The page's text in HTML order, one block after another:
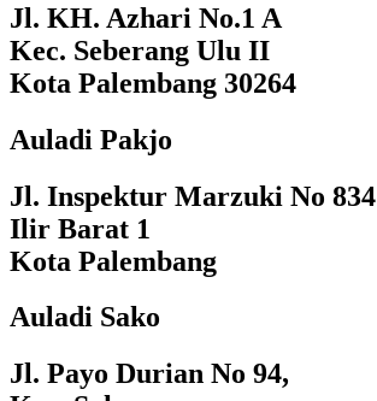
Jl. KH. Azhari No.1 A
Kec. Seberang Ulu II
Kota Palembang 30264
Auladi Pakjo
Jl. Inspektur Marzuki No 834
Ilir Barat 1
Kota Palembang
Auladi Sako
Jl. Payo Durian No 94,